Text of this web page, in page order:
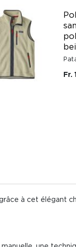
Fr.
à cet élégant